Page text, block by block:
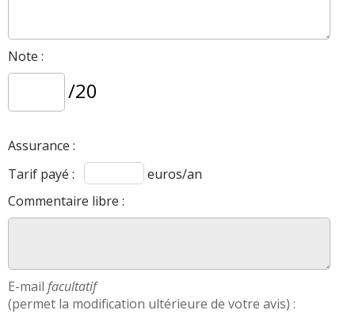
Note :
/20
Assurance :
Tarif payé :
euros/an
Commentaire libre :
E-mail facultatif
(permet la modification ultérieure de votre avis) :